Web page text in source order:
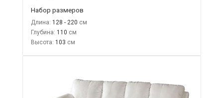
Набор размеров
Длина: 128 - 220
Глубина: 110
Высота: 103